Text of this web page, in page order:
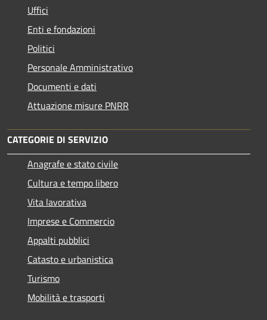
Uffici
Enti e fondazioni
Politici
Personale Amministrativo
Documenti e dati
Attuazione misure PNRR
CATEGORIE DI SERVIZIO
Anagrafe e stato civile
Cultura e tempo libero
Vita lavorativa
Imprese e Commercio
Appalti pubblici
Catasto e urbanistica
Turismo
Mobilità e trasporti